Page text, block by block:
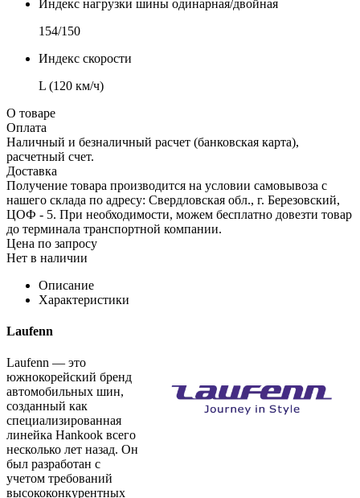
Индекс нагрузки шины одинарная/двойная
154/150
Индекс скорости
L (120 км/ч)
О товаре
Оплата
Наличный и безналичный расчет (банковская карта),
расчетный счет.
Доставка
Получение товара производится на условии самовывоза с
нашего склада по адресу: Свердловская обл., г. Березовский,
ЦОФ - 5. При необходимости, можем бесплатно довезти товар
до терминала транспортной компании.
Цена по запросу
Нет в наличии
Описание
Характеристики
Laufenn
Laufenn — это
южнокорейский бренд
автомобильных шин,
созданный как
специализированная
линейка Hankook всего
несколько лет назад. Он
был разработан с
учетом требований
высококонкурентных